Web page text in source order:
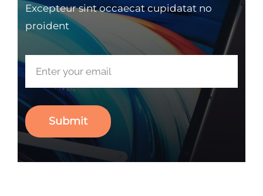
Excepteur sint occaecat cupidatat no
proident
Submit